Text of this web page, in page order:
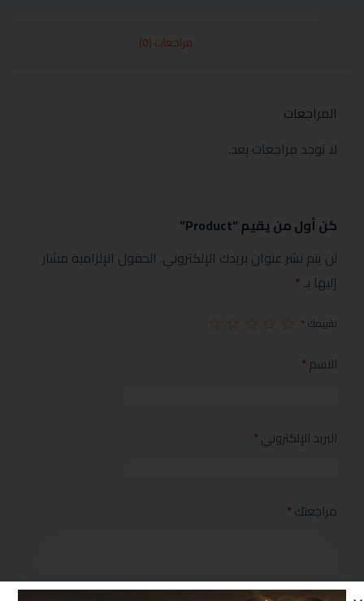
مراجعات (0)
المراجعات
لا توجد مراجعات بعد.
كن أول من يقيم “Product”
لن يتم نشر عنوان بريدك الإلكتروني. الحقول الإلزامية مشار
إليها بـ*
تقييمك *
الاسم*
البريد الإلكتروني*
مراجعتك*